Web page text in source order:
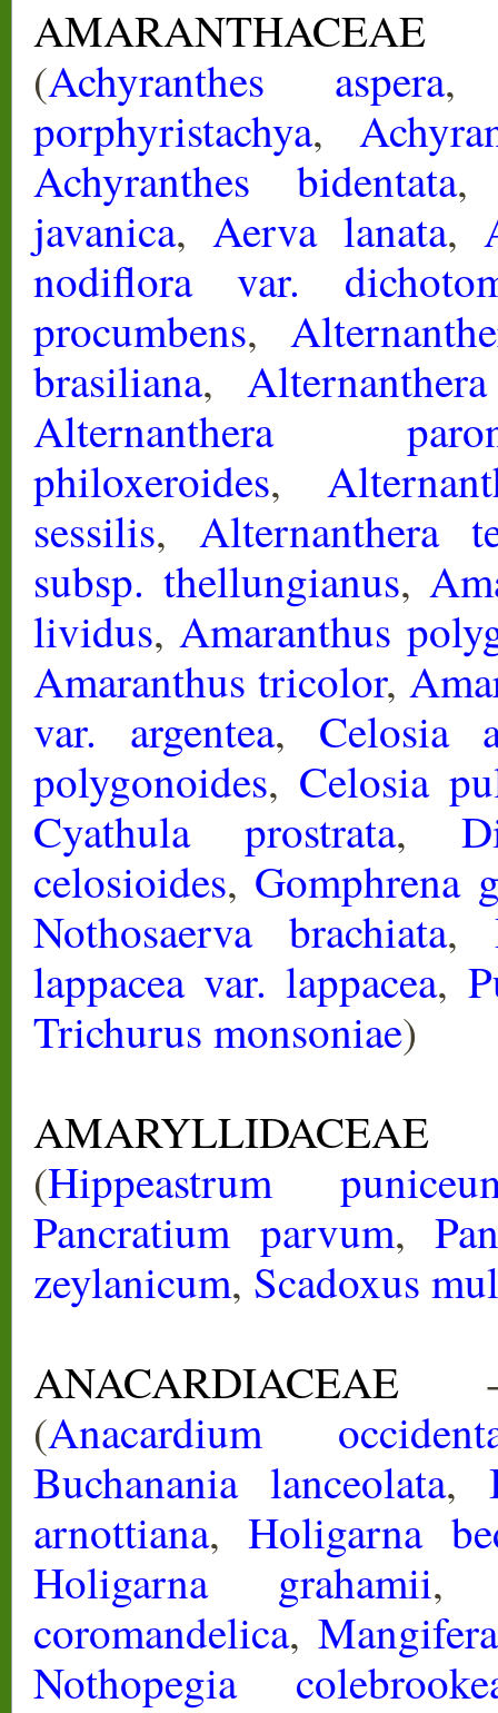
AMARANTHACEAE
(Achyranthes aspera
porphyristachya,
Achyranthes bidentata
javanica,Aerva lanata,
nodiflora var.
procumbens,
brasiliana,
Alternanthera
philoxeroides,
sessilis, Alternanthera
subsp. thellungianus,
lividus,Amaranthus
Amaranthus tricolor,
var. argentea, Celosia
polygonoides, Celosia
Cyathula prostrata,
celosioides, Gomphrena
Nothosaerva brachiata,
lappacea var. lappacea,
Trichurus monsoniae)
AMARYLLIDACEAE
(Hippeastrum
Pancratium parvum,
zeylanicum, Scadoxus
ANACARDIACEAE -
(Anacardium
Buchanania lanceolata,
arnottiana,Holigarna
Holigarna grahamii
coromandelica,
Nothopegia